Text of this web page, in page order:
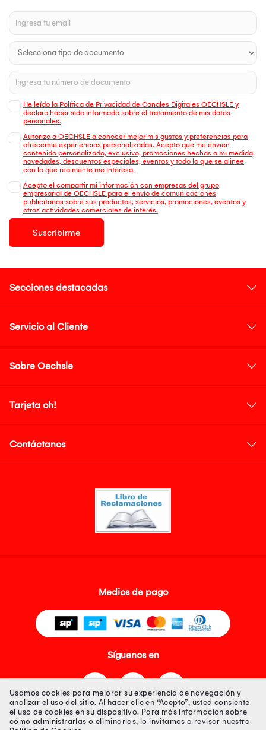
He leído la Política de Privacidad de Canales Digitales OECHSLE y
declaro haber sido informado sobre el tratamiento de mis datos
personales.
Autorizo a OECHSLE a conocer mejor mis gustos y preferencias para
ofrecerme experiencias personalizadas. Acepto que me envien
contenido personalizado, exclusivo, promociones hechas a mi medida,
novedades, descuentos especiales, eventos y todo lo que se alinee
con lo que realmente me interesa.
Acepto el compartir mi información con empresas del grupo
empresarial de OECHSLE para el envío de comunicaciones
publicitarias sobre sus productos, servicios, promociones, eventos y
otras actividades comerciales de interés.
Suscribirme
Secciones destacadas
Servicio al Cliente
Sobre Oechsle
Tarjeta oh!
Contáctanos
Medios de pago
Síguenos en
Usamos cookies para mejorar su experiencia de navegación y
analizar el uso del sitio. Al hacer clic en “Acepto”, usted consiente
el uso de cookies en su dispositivo. Para más información sobre
cómo administrarlas o eliminarlas, lo invitamos a revisar nuestra